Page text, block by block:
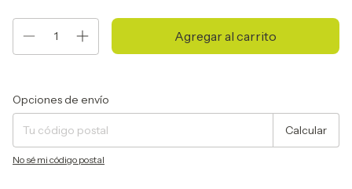
Entregas para el CP:
Opciones de envío
Calcular
No sé mi código postal